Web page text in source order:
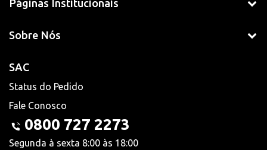
Páginas Institucionais
Sobre Nós
SAC
Status do Pedido
Fale Conosco
0800 727 2273
Segunda à sexta 8:00 às 18:00